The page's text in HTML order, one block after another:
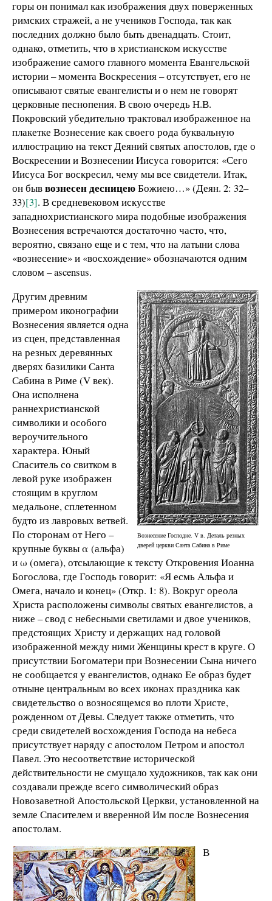
горы он понимал как изображения двух поверженных
римских стражей, а не учеников Господа, так как
последних должно было быть двенадцать. Стоит,
однако, отметить, что в христианском искусстве
изображение самого главного момента Евангельской
истории – момента Воскресения – отсутствует, его не
описывают святые евангелисты и о нем не говорят
церковные песнопения. В свою очередь Н.В.
Покровский убедительно трактовал изображенное на
плакетке Вознесение как своего рода буквальную
иллюстрацию на текст Деяний святых апостолов, где о
Воскресении и Вознесении Иисуса говорится: «Сего
Иисуса Бог воскресил, чему мы все свидетели. Итак,
он быввознесен десницеюБожиею…» (Деян. 2: 32–
33)[3]. В средневековом искусстве
западнохристианского мира подобные изображения
Вознесения встречаются достаточно часто, что,
вероятно, связано еще и с тем, что на латыни слова
«вознесение» и «восхождение» обозначаются одним
словом – ascensus.
Вознесение Господне. V в. Деталь резных
дверей церкви Санта Сабина в Риме
Другим древним
примером иконографии
Вознесения является одна
из сцен, представленная
на резных деревянных
дверях базилики Санта
Сабина в Риме (V век).
Она исполнена
раннехристианской
символики и особого
вероучительного
характера. Юный
Спаситель со свитком в
левой руке изображен
стоящим в круглом
медальоне, сплетенном
будто из лавровых ветвей.
По сторонам от Него –
крупные буквы α (альфа)
и ω (омега), отсылающие к тексту Откровения Иоанна
Богослова, где Господь говорит: «Я есмь Альфа и
Омега, начало и конец» (Откр. 1: 8). Вокруг ореола
Христа расположены символы святых евангелистов, а
ниже – свод с небесными светилами и двое учеников,
предстоящих Христу и держащих над головой
изображенной между ними Женщины крест в круге. О
присутствии Богоматери при Вознесении Сына ничего
не сообщается у евангелистов, однако Ее образ будет
отныне центральным во всех иконах праздника как
свидетельство о возносящемся во плоти Христе,
рожденном от Девы. Следует также отметить, что
среди свидетелей восхождения Господа на небеса
присутствует наряду с апостолом Петром и апостол
Павел. Это несоответствие исторической
действительности не смущало художников, так как они
создавали прежде всего символический образ
Новозаветной Апостольской Церкви, установленной на
земле Спасителем и вверенной Им после Вознесения
апостолам.
В